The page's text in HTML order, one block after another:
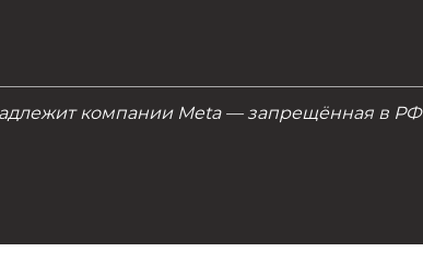
компании Meta — запрещённая в РФ